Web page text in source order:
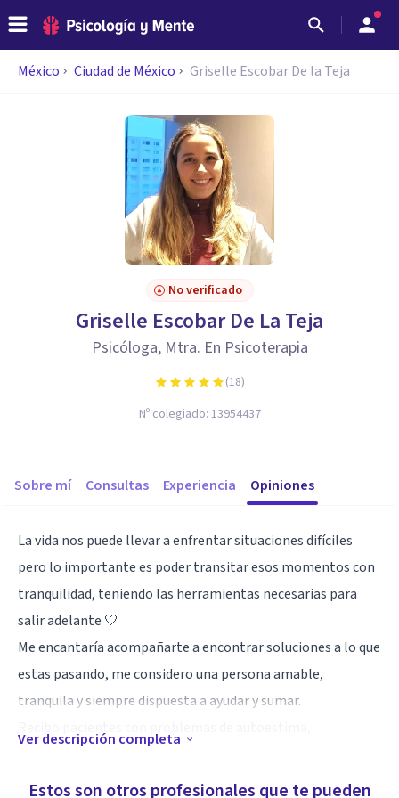
México Ciudad de México Griselle Escobar De la Teja
No verificado
Griselle Escobar De La Teja
Psicóloga, Mtra. En Psicoterapia
(18)
Nº colegiado: 13954437
Sobre mí Consultas Experiencia Opiniones
La vida nos puede llevar a enfrentar situaciones difíciles
pero lo importante es poder transitar esos momentos con
tranquilidad, teniendo las herramientas necesarias para
salir adelante 🤍
Me encantaría acompañarte a encontrar soluciones a lo que
estas pasando, me considero una persona amable,
tranquila y siempre dispuesta a ayudar y sumar.
entre otros.
Ver descripción completa
Estos son otros profesionales que te pueden